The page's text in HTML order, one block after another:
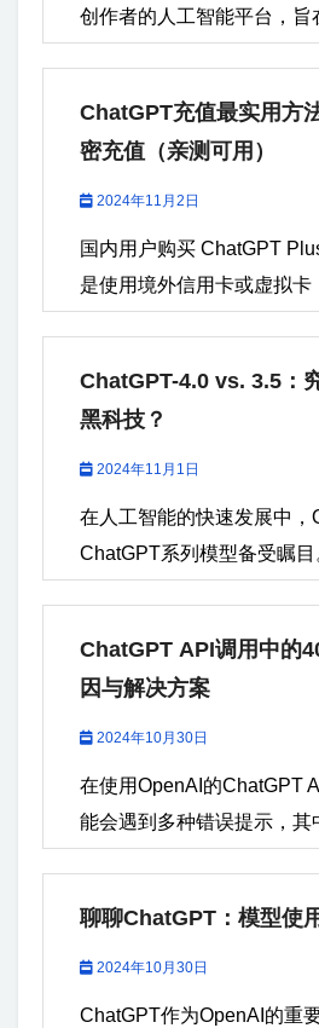
创作者的人工智能平台，旨
领域实现更高效的创作。尤
（Text-to-Video）技术方面
ChatGPT充值最实用方
密充值（亲测可用）
2024年11月2日
国内用户购买 ChatGPT
是使用境外信用卡或虚拟卡
ChatGPT-4.0 vs. 3.5：
黑科技？
2024年11月1日
在人工智能的快速发展中，
ChatGPT系列模型备受瞩目
括参数、功能以及调用插件
同，并通过具体实例进行说
GPT帐号、代充值...
ChatGPT API调用中的
因与解决方案
2024年10月30日
在使用OpenAI的ChatGPT
能会遇到多种错误提示，其
验至关重要。 如需代注册
值...
聊聊ChatGPT：模型使
2024年10月30日
ChatGPT作为OpenAI的重